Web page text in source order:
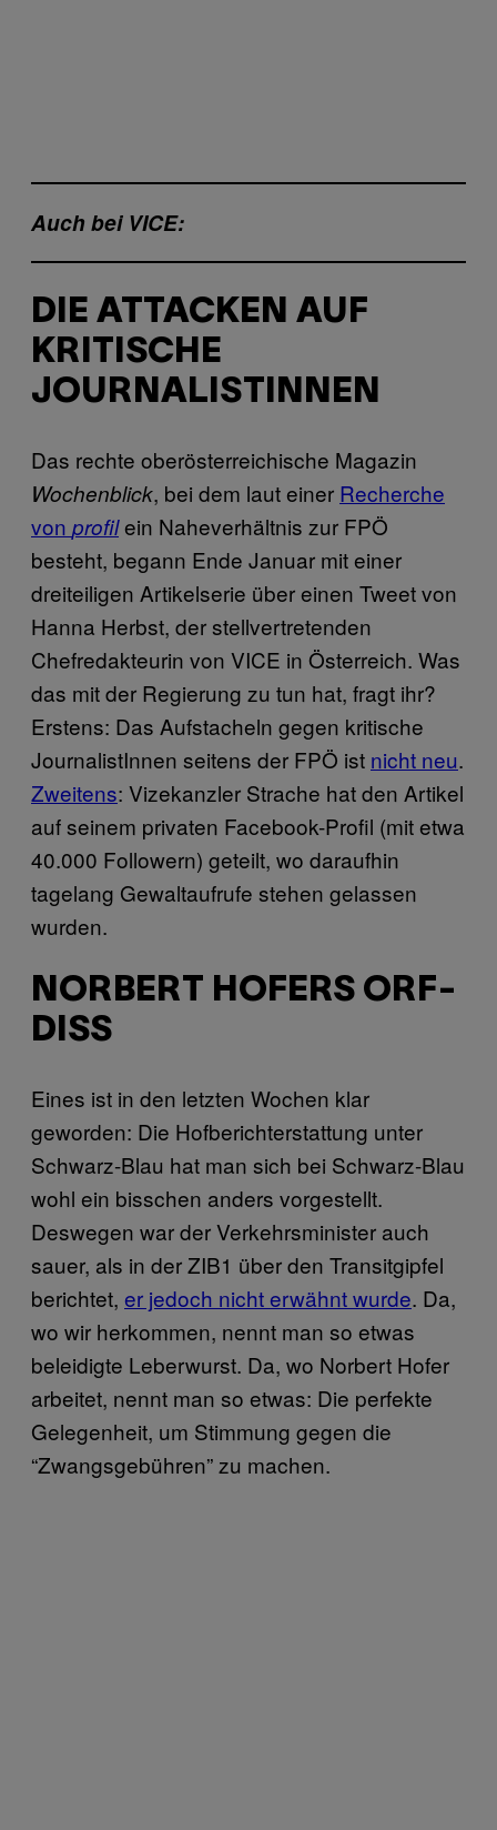
Auch bei VICE:
DIE ATTACKEN AUF
KRITISCHE
JOURNALISTINNEN
Das rechte oberösterreichische Magazin
Wochenblick, bei dem laut einer Recherche
von profilein Naheverhältnis zur FPÖ
besteht, begann Ende Januar mit einer
dreiteiligen Artikelserie über einen Tweet von
Hanna Herbst, der stellvertretenden
Chefredakteurin von VICE in Österreich. Was
das mit der Regierung zu tun hat, fragt ihr?
Erstens: Das Aufstacheln gegen kritische
JournalistInnen seitens der FPÖ ist nicht neu.
Zweitens: Vizekanzler Strache hat den Artikel
auf seinem privaten Facebook-Profil (mit etwa
40.000 Followern) geteilt, wo daraufhin
tagelang Gewaltaufrufe stehen gelassen
wurden.
NORBERT HOFERS ORF-
DISS
Eines ist in den letzten Wochen klar
geworden: Die Hofberichterstattung unter
Schwarz-Blau hat man sich bei Schwarz-Blau
wohl ein bisschen anders vorgestellt.
Deswegen war der Verkehrsminister auch
sauer, als in der ZIB1 über den Transitgipfel
berichtet, er jedoch nicht erwähnt wurde. Da,
wo wir herkommen, nennt man so etwas
beleidigte Leberwurst. Da, wo Norbert Hofer
arbeitet, nennt man so etwas: Die perfekte
Gelegenheit, um Stimmung gegen die
“Zwangsgebühren” zu machen.